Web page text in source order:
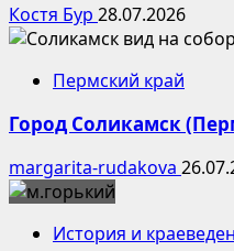
Костя Бур 28.07.2026
Пермский край
Город Соликамск
margarita-rudakova
История и